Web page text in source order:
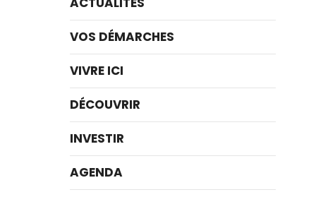
VOS DÉMARCHES
VIVRE ICI
DÉCOUVRIR
INVESTIR
AGENDA